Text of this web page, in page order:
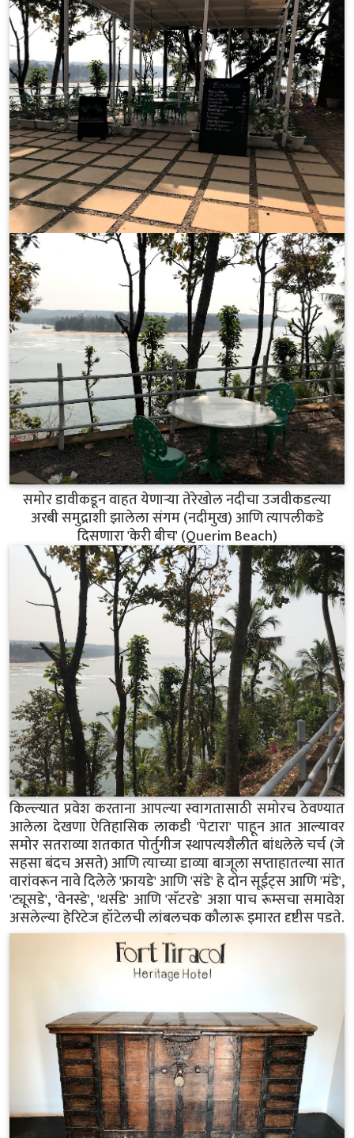
समोर डावीकडून वाहत येणाऱ्या तेरेखोल नदीचा उजवीकडल्या
अरबी समुद्राशी झालेला संगम (नदीमुख) आणि त्यापलीकडे
दिसणारा 'केरी बीच' (Querim Beach)
किल्ल्यात प्रवेश करताना आपल्या स्वागतासाठी समोरच ठेवण्यात
आलेला देखणा ऐतिहासिक लाकडी 'पेटारा' पाहून आत आल्यावर
समोर सतराव्या शतकात पोर्तुगीज स्थापत्यशैलीत बांधलेले चर्च (जे
सहसा बंदच असते) आणि त्याच्या डाव्या बाजूला सप्ताहातल्या सात
वारांवरून नावे दिलेले 'फ्रायडे' आणि 'संडे' हे दोन सूईट्स आणि 'मंडे',
'ट्यूसडे', 'वेनस्डे', 'थर्सडे' आणि 'सॅटरडे' अशा पाच रूम्सचा समावेश
असलेल्या हेरिटेज हॉटेलची लांबलचक कौलारू इमारत दृष्टीस पडते.